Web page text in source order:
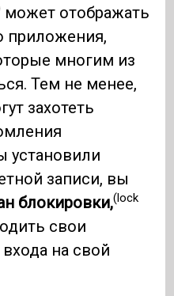
может отображать
приложения,
многим из
Тем не менее,
захотеть
установили
записи, вы
блокировки,(lock
свои
на свой